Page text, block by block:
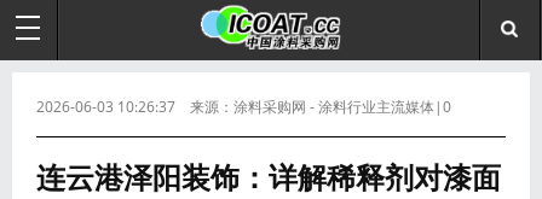
2026-06-03 10:26:37 来源：涂料采购网 - 涂料行业主流媒体|0
连云港泽阳装饰：详解稀释剂对漆面